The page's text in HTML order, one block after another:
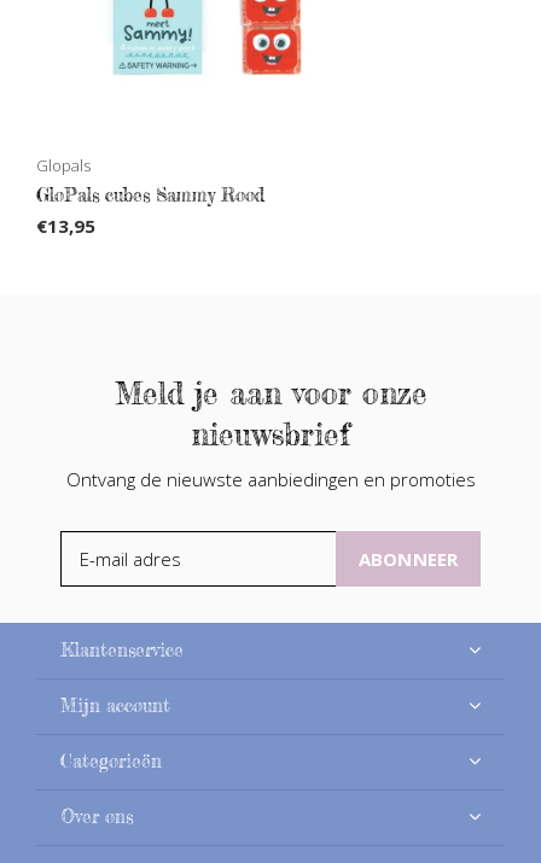
Glopals
GloPals cubes Sammy Rood
€13,95
Meld je aan voor onze
nieuwsbrief
Ontvang de nieuwste aanbiedingen en promoties
ABONNEER
Klantenservice
Mijn account
Categorieën
Over ons